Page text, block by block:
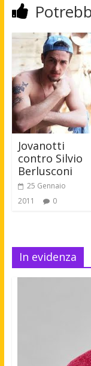
Jovanotti
contro Silvio
Berlusconi
25 Gennaio
2011
0
In evidenza